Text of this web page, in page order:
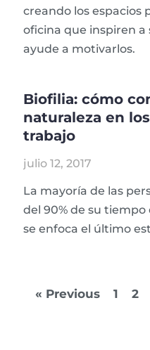
creando los espacios
oficina que inspiren a
ayude a motivarlos.
Biofilia: cómo
naturaleza en
trabajo
julio 12, 2017
La mayoría de las
del 90% de su tiempo
se enfoca el último
« Previous 1 2